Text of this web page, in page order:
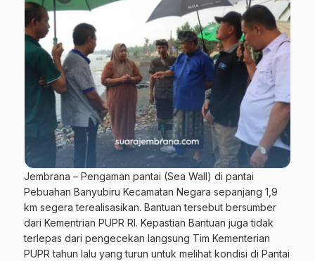
Jembrana – Pengaman pantai (Sea Wall) di pantai
Pebuahan Banyubiru Kecamatan Negara sepanjang 1,9
km segera terealisasikan. Bantuan tersebut bersumber
dari Kementrian PUPR RI. Kepastian Bantuan juga tidak
terlepas dari pengecekan langsung Tim Kementerian
PUPR tahun lalu yang turun untuk melihat kondisi di Pantai